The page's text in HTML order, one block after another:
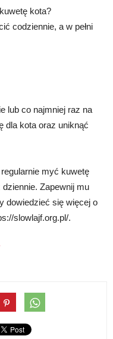
kota?
codziennie, a w pełni
lub co najmniej raz na
dla kota oraz uniknąć
myć kuwetę
Zapewnij mu
dowiedzieć się więcej o
slowlajf.org.pl/.